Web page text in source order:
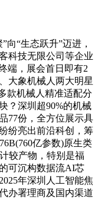
“生态跃升”迈进，
科技无限公司等企业
端，展会首日即有2
大象机械人两大明星
款机械人精准适配分
？深圳超90%的机械
77份，全方位展示具
纷亮出前沿科创，筹
亿参数)原生类
较产物，特别是福
可沉构数据流AI芯
年深圳人工智能焦
办署理商及国内渠道